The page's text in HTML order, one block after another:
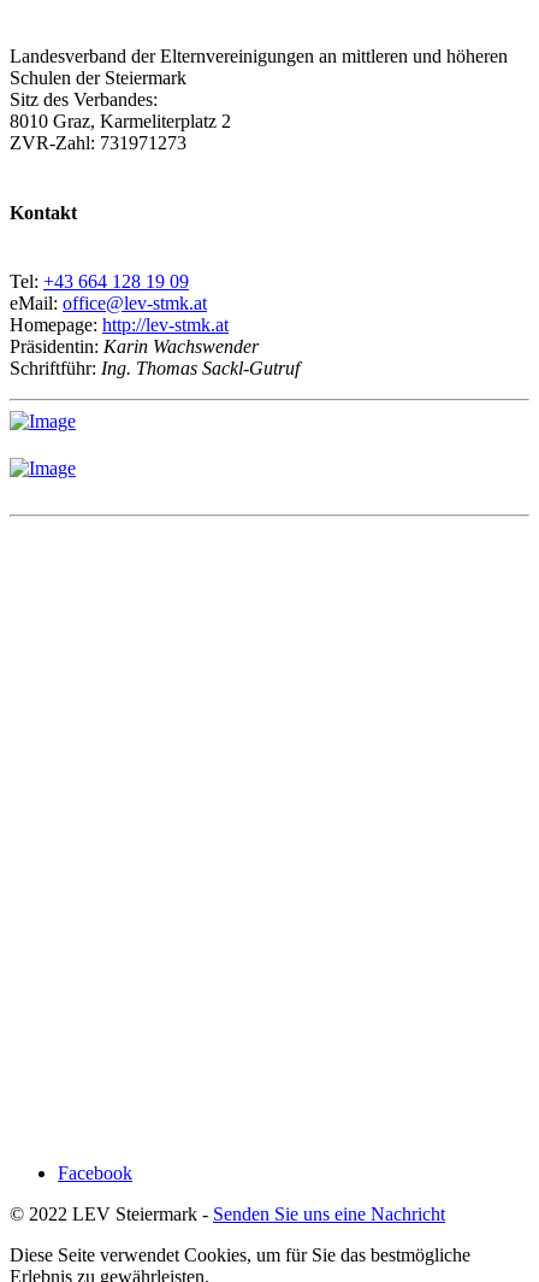
Landesverband der Elternvereinigungen an mittleren und höheren
Schulen der Steiermark
Sitz des Verbandes:
8010 Graz, Karmeliterplatz 2
ZVR-Zahl: 731971273
Kontakt
Tel: +43 664 128 19 09
eMail: office@lev-stmk.at
Homepage: http://lev-stmk.at
Präsidentin: Karin Wachswender
Schriftführ: Ing. Thomas Sackl-Gutruf
Facebook
© 2022 LEV Steiermark - Senden Sie uns eine Nachricht
Diese Seite verwendet Cookies, um für Sie das bestmögliche
Erlebnis zu gewährleisten.